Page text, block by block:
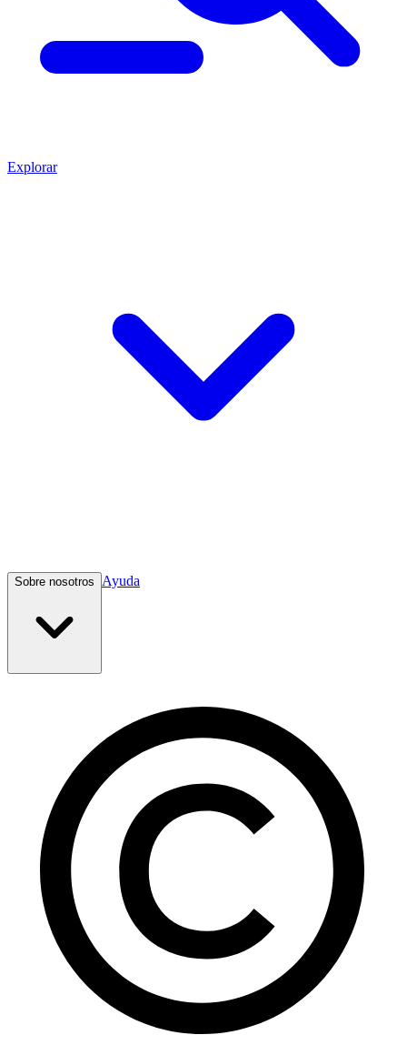
Explorar
Sobre nosotros Ayuda